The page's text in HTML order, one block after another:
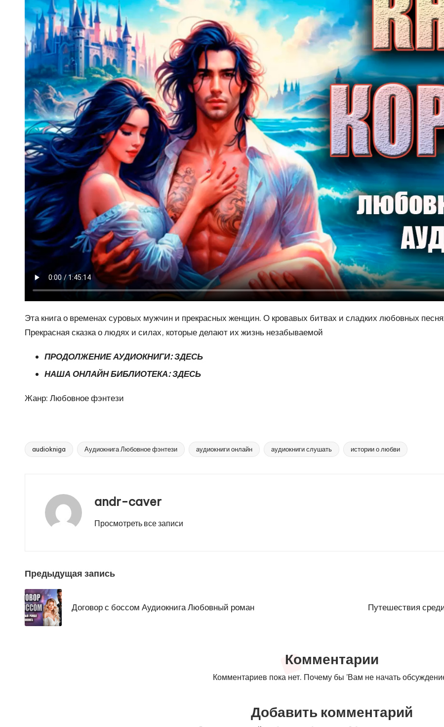
Эта книга о временах суровых мужчин и прекрасных женщин. О кровавых битвах и сладких любовных
Прекрасная сказка о людях и силах, которые делают их жизнь незабываемой
ПРОДОЛЖЕНИЕ АУДИОКНИГИ:ЗДЕСЬ
НАША ОНЛАЙН БИБЛИОТЕКА:ЗДЕСЬ
Жанр: Любовное фэнтези
Метки:
audiokniga Аудиокнига Любовное фэнтези аудиокниги онлайн аудиокниги слушать истории о любви
andr-caver
Просмотреть все записи
Навигация
по
записям
Предыдущая запись
Договор с боссом Аудиокнига Любовный роман Путешествия
Комментарии
Комментариев пока нет. Почему бы ’Вам не начать
Добавить комментарий